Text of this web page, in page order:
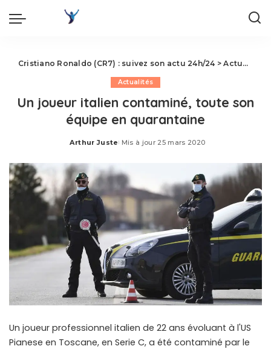
Cristiano Ronaldo (CR7) : suivez son actu 24h/24 >Actualités
Actualités
Un joueur italien contaminé, toute son
équipe en quarantaine
Posted
Arthur Juste Mis à jour 25 mars 2020
Un joueur professionnel italien de 22 ans évoluant à l'US
Pianese en Toscane, en Serie C, a été contaminé par le